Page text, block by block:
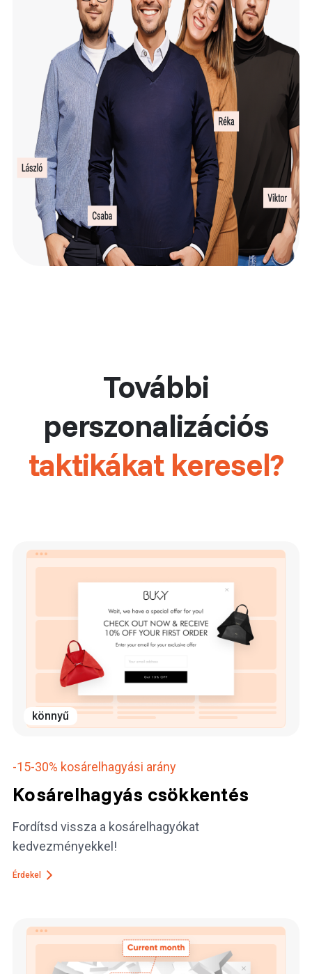
További
perszonalizációs
taktikákat keresel?
könnyű
-15-30% kosárelhagyási arány
Kosárelhagyás csökkentés
Fordítsd vissza a kosárelhagyókat
kedvezményekkel!
Érdekel